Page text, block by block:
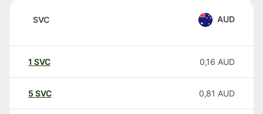
SVC AUD
1 SVC 0,16 AUD
5 SVC 0,81 AUD